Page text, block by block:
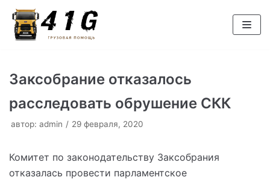
Перейти
к
Заксобрание отказалось
расследовать обрушение СКК
автор: admin 29 февраля, 2020
Комитет по законодательству Заксобрания
отказалась провести парламентское